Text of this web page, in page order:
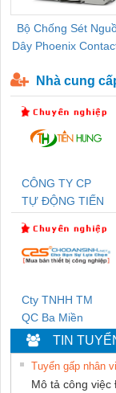
Bộ Chống Sét
Dây Phoenix
Nhà cung
CÔNG TY CP
TỰ ĐỘNG TIẾN
Cty TNHH TM
QC Ba Miền
TIN
Tuyển gấp nhân
Mô tả công việc